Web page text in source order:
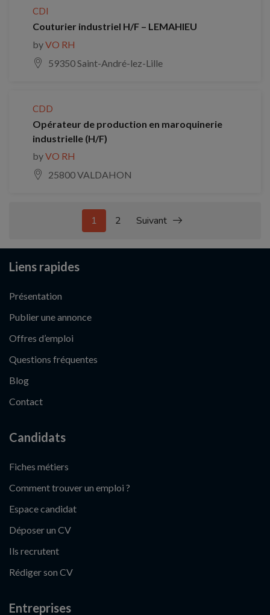
CDI
Couturier industriel H/F – LEMAHIEU
byVO RH
59350 Saint-André-lez-Lille
CDD
Opérateur de production en maroquinerie
industrielle (H/F)
byVO RH
25800 VALDAHON
1 2 Suivant
Liens rapides
Présentation
Publier une annonce
Offres d’emploi
Questions fréquentes
Blog
Contact
Candidats
Fiches métiers
Comment trouver un emploi ?
Espace candidat
Déposer un CV
Ils recrutent
Rédiger son CV
Entreprises